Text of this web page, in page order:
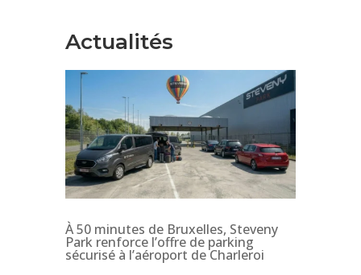
Actualités
À 50 minutes de Bruxelles, Steveny
Park renforce l’offre de parking
sécurisé à l’aéroport de Charleroi